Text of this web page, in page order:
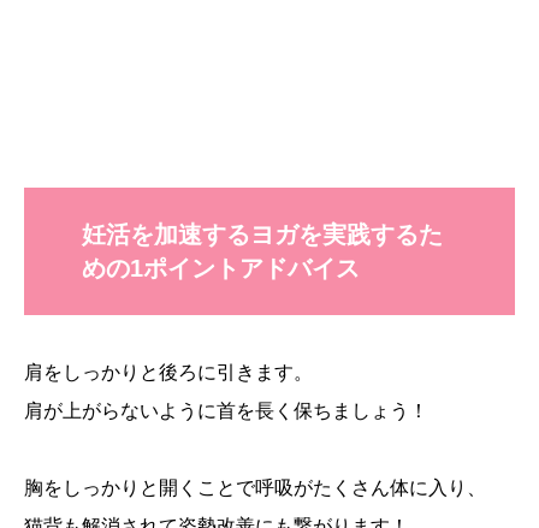
妊活を加速するヨガを実践するた
めの1ポイントアドバイス
肩をしっかりと後ろに引きます。
肩が上がらないように首を長く保ちましょう！
胸をしっかりと開くことで呼吸がたくさん体に入り、